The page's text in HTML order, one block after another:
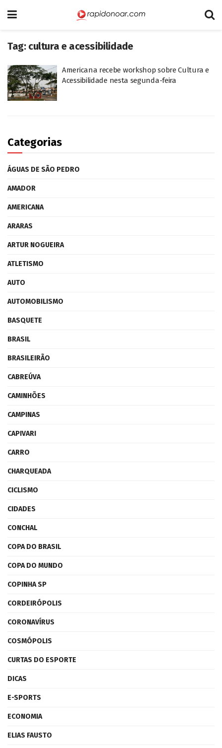
Tag: cultura e acessibilidade
Americana recebe workshop sobre Cultura e
Acessibilidade nesta segunda-feira
Categorias
ÁGUAS DE SÃO PEDRO
AMADOR
AMERICANA
ARARAS
ARTUR NOGUEIRA
ATLETISMO
AUTO
AUTOMOBILISMO
BASQUETE
BRASIL
BRASILEIRÃO
CABREÚVA
CAMINHÕES
CAMPINAS
CAPIVARI
CARRO
CHARQUEADA
CICLISMO
CIDADES
CONCHAL
COPA DO BRASIL
COPA DO MUNDO
COPINHA SP
CORDEIRÓPOLIS
CORONAVÍRUS
COSMÓPOLIS
CURTAS DO ESPORTE
DICAS
E-SPORTS
ECONOMIA
ELIAS FAUSTO